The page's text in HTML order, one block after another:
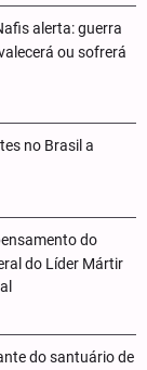
alerta: guerra
ou sofrerá
no Brasil a
do
do Líder Mártir
do santuário de